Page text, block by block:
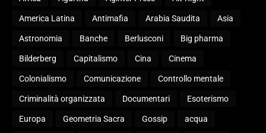
America Latina Antimafia Arabia Saudita Asia
Astronomia Banche Berlusconi Big pharma
Bilderberg Capitalismo Cina Cinema
Colonialismo Comunicazione Controllo mentale
Criminalità organizzata Documentari Esoterismo
Europa Geometria Sacra Gossip acqua